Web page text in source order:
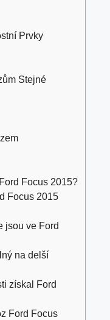
Prvky
Stejné
Focus 2015?
Focus 2015
jsou ve Ford
na delší
získal Ford
Ford Focus